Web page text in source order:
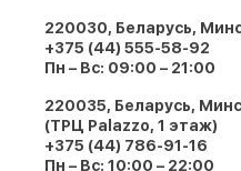
220030, Беларусь,
+375 (44) 555-58-92
Пн – Вс: 09:00 – 21:00
220035, Беларусь,
(ТРЦ Palazzo, 1 этаж)
+375 (44) 786-91-16
Пн – Вс: 10:00 – 22:00